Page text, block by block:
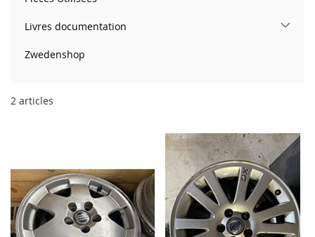
2 articles
Livres documentation
Zwedenshop